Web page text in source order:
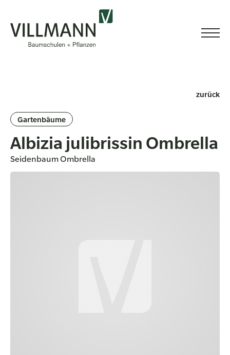
zurück
Gartenbäume
Albizia julibrissin Ombrella
Seidenbaum Ombrella